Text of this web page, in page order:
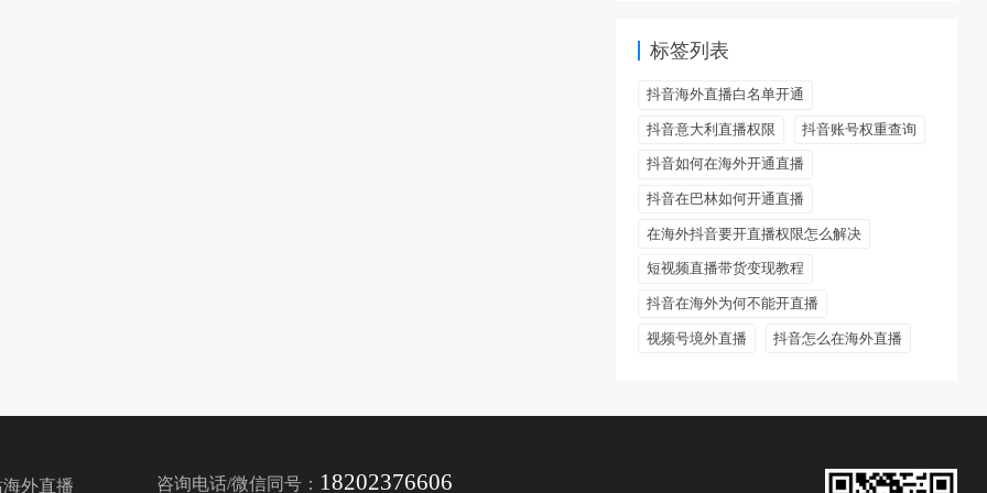
标签列表
抖音海外直播白名单开通
抖音意大利直播权限 抖音账号权重查询
抖音如何在海外开通直播
抖音在巴林如何开通直播
在海外抖音要开直播权限怎么解决
短视频直播带货变现教程
抖音在海外为何不能开直播
视频号境外直播 抖音怎么在海外直播
外直播 咨询电话/微信同号： 18202376606